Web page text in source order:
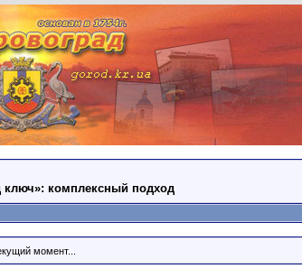
ключ»: комплексный подход
момент...